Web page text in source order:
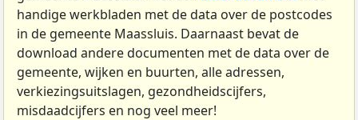
handige werkbladen met de data over de postcodes
in de gemeente Maassluis. Daarnaast bevat de
download andere documenten met de data over de
gemeente, wijken en buurten, alle adressen,
verkiezingsuitslagen, gezondheidscijfers,
misdaadcijfers en nog veel meer!